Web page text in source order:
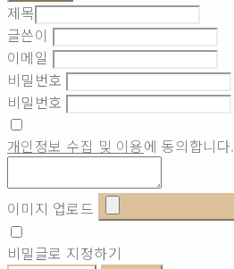
제목
글쓴이
이메일
비밀번호
비밀번호
개인정보 수집 및 이용에 동의합니다.
이미지 업로드
비밀글로 지정하기